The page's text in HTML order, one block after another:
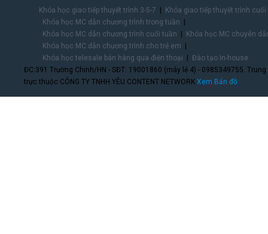
Khóa học giao tiếp thuyết trình 3-5-7
Khóa giao tiếp thuyết trình
Khóa học MC dẫn chương trình trong tuần
Khóa học MC dẫn chương trình cuối tuần
Khóa học MC chuyên
Khóa học MC dẫn chương trình cho trẻ em
Khóa học telesale bán hàng qua điện thoại
Đào tạo In-house
ĐC:391 Trường Chinh/HN - SĐT: 19001860 (máy lẻ 4) - 0985349755.
trực thuộc CÔNG TY TNHH YÊU CONTENT NETWORK.Xem Bản đồ